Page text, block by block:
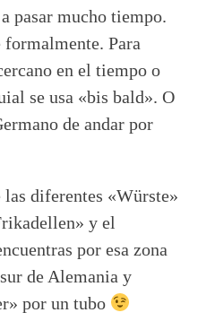
pasar mucho tiempo.
formalmente. Para
en el tiempo o
se usa «bis bald». O
de andar por
diferentes «Würste»
y el
por esa zona
de Alemania y
por un tubo